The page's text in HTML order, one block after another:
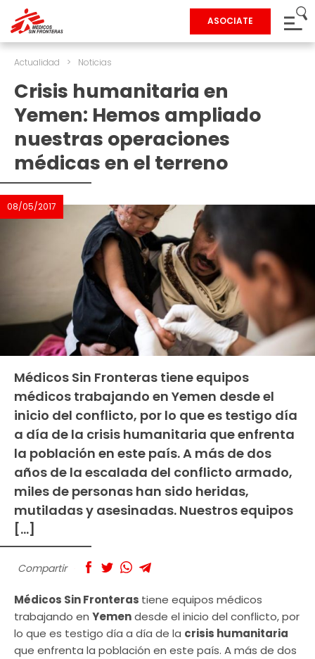
ASOCIATE
Actualidad > Noticias
Crisis humanitaria en
Yemen: Hemos ampliado
nuestras operaciones
médicas en el terreno
08/05/2017
Médicos Sin Fronteras tiene equipos
médicos trabajando en Yemen desde el
inicio del conflicto, por lo que es testigo día
a día de la crisis humanitaria que enfrenta
la población en este país. A más de dos
años de la escalada del conflicto armado,
miles de personas han sido heridas,
mutiladas y asesinadas. Nuestros equipos
[…]
Compartir
Médicos Sin Fronteras tiene equipos médicos
trabajando en Yemendesde el inicio del conflicto, por
lo que es testigo día a día de la crisis humanitaria
que enfrenta la población en este país. A más de dos